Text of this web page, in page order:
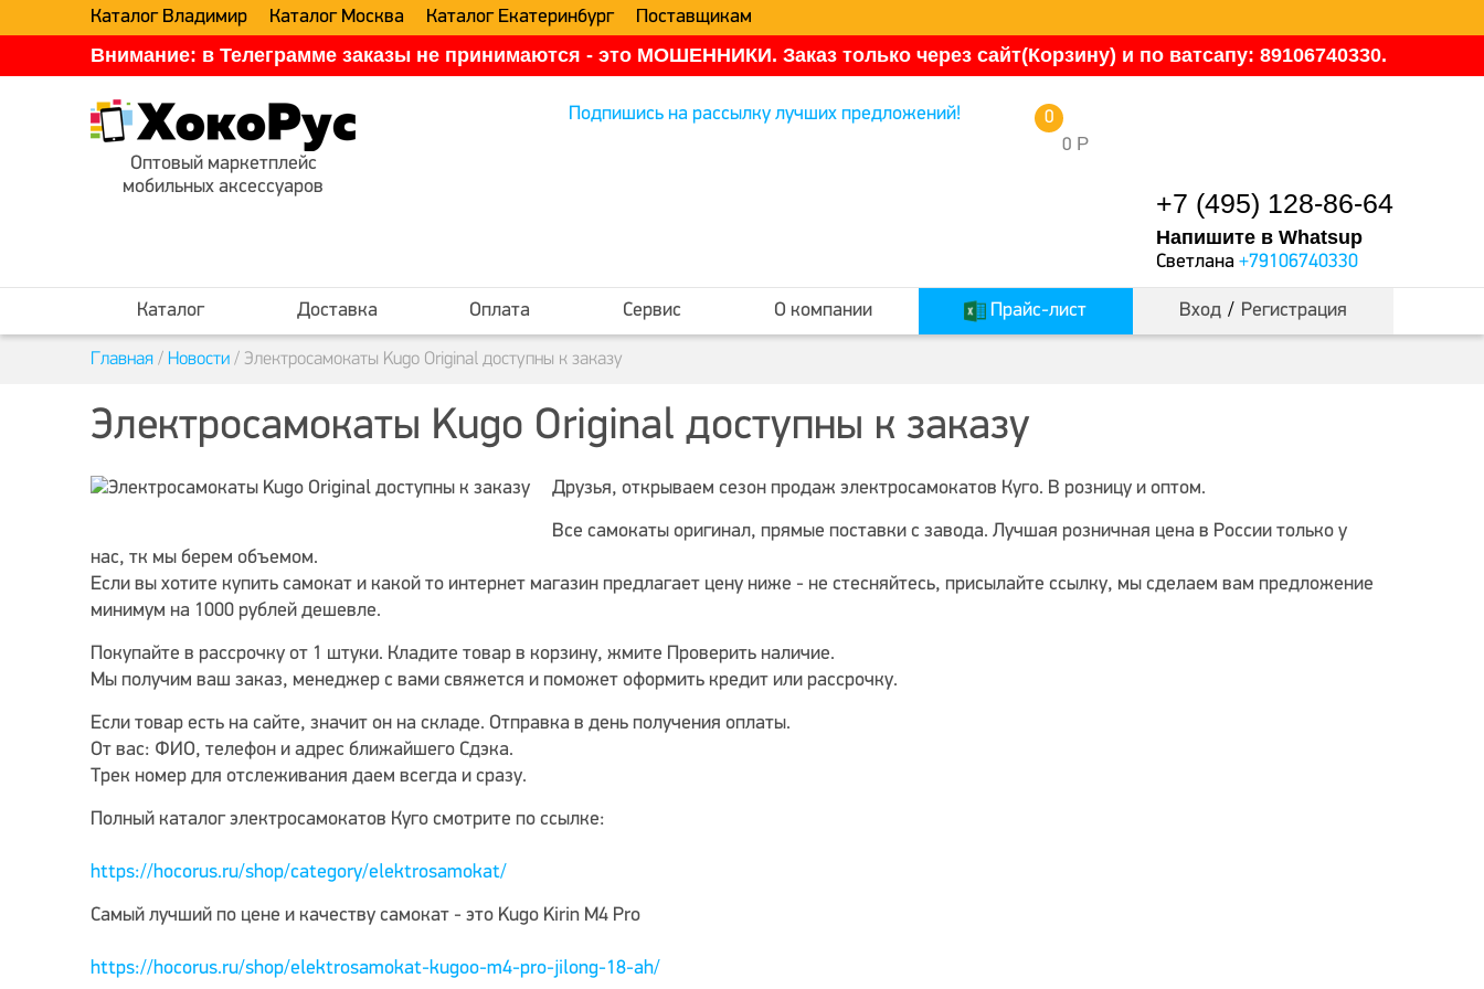
Каталог Владимир Каталог Москва Каталог Екатеринбург Поставщикам
Внимание: в Телеграмме заказы не принимаются - это МОШЕННИКИ. Заказ только через сайт(Корзину) и по ватсапу: 89106740330.
Оптовый маркетплейс
мобильных аксессуаров
Подпишись на рассылку лучших предложений!
0 Р
0
+7 (495) 128-86-64
Напишите в Whatsup
Светлана +79106740330
Каталог Доставка Оплата Сервис О компании Прайс-лист Вход / Регистрация
Главная / Новости / Электросамокаты Kugo Original доступны к заказу
Электросамокаты Kugo Original доступны к заказу
Друзья, открываем сезон продаж электросамокатов Куго. В розницу и оптом.
Все самокаты оригинал, прямые поставки с завода. Лучшая розничная цена в России только у
нас, тк мы берем объемом.
Если вы хотите купить самокат и какой то интернет магазин предлагает цену ниже - не стесняйтесь, присылайте ссылку, мы сделаем вам предложение
минимум на 1000 рублей дешевле.
Покупайте в рассрочку от 1 штуки. Кладите товар в корзину, жмите Проверить наличие.
Мы получим ваш заказ, менеджер с вами свяжется и поможет оформить кредит или рассрочку.
Если товар есть на сайте, значит он на складе. Отправка в день получения оплаты.
От вас: ФИО, телефон и адрес ближайшего Сдэка.
Трек номер для отслеживания даем всегда и сразу.
Полный каталог электросамокатов Куго смотрите по ссылке:
https://hocorus.ru/shop/category/elektrosamokat/
Самый лучший по цене и качеству самокат - это Kugo Kirin M4 Pro
https://hocorus.ru/shop/elektrosamokat-kugoo-m4-pro-jilong-18-ah/